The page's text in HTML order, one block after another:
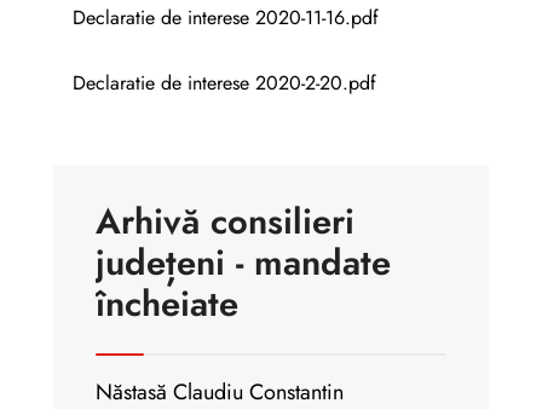
Declaratie de interese 2020-11-16.pdf
Declaratie de interese 2020-2-20.pdf
Arhivă consilieri
județeni - mandate
încheiate
Năstasă Claudiu Constantin